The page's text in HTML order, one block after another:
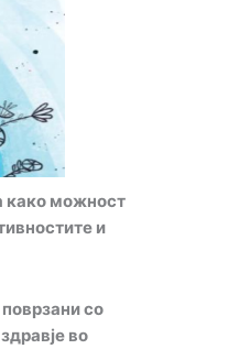
како можност
и
со
во